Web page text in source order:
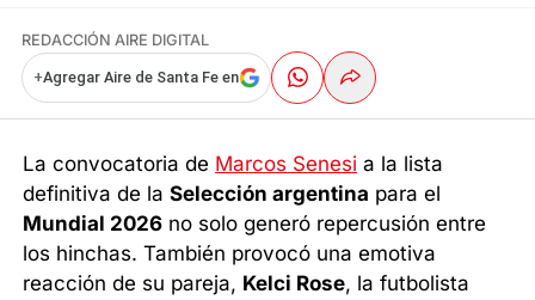
REDACCIÓN AIRE DIGITAL
+Agregar Aire de Santa Fe en
La convocatoria de Marcos Senesi a la lista
definitiva de laSelección argentina para el
Mundial 2026 no solo generó repercusión entre
los hinchas. También provocó una emotiva
reacción de su pareja, Kelci Rose, la futbolista